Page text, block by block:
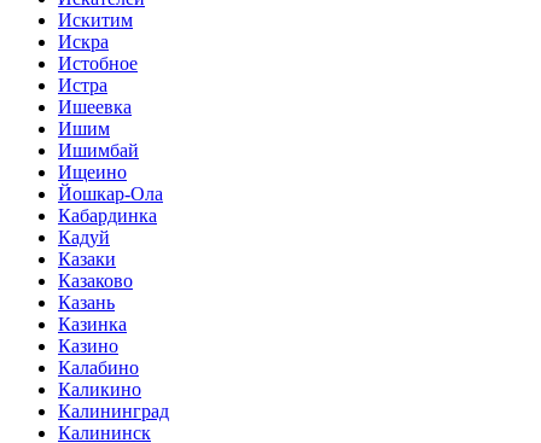
Искитим
Искра
Истобное
Истра
Ишеевка
Ишим
Ишимбай
Ищеино
Йошкар-Ола
Кабардинка
Кадуй
Казаки
Казаково
Казань
Казинка
Казино
Калабино
Каликино
Калининград
Калининск